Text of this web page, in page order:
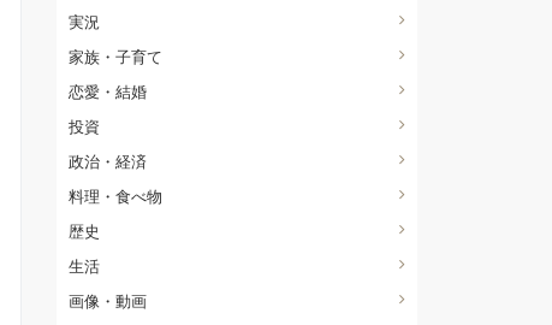
実況
家族・子育て
恋愛・結婚
投資
政治・経済
料理・食べ物
歴史
生活
画像・動画